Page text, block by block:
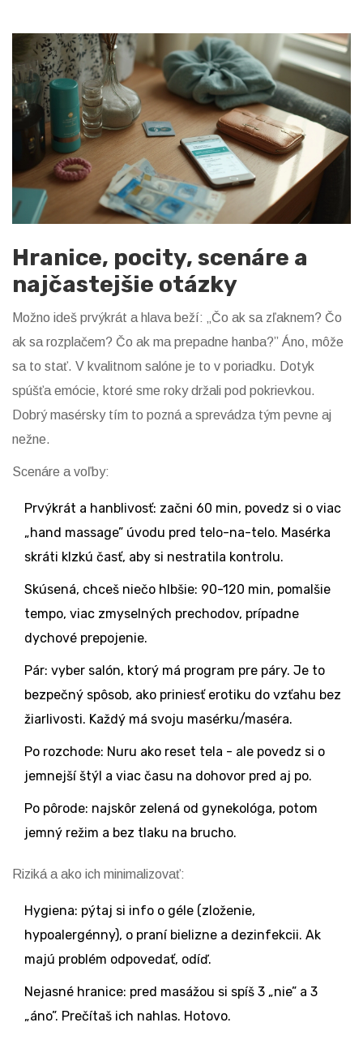
Hranice, pocity, scenáre a
najčastejšie otázky
Možno ideš prvýkrát a hlava beží: „Čo ak sa zľaknem? Čo
ak sa rozplačem? Čo ak ma prepadne hanba?” Áno, môže
sa to stať. V kvalitnom salóne je to v poriadku. Dotyk
spúšťa emócie, ktoré sme roky držali pod pokrievkou.
Dobrý masérsky tím to pozná a sprevádza tým pevne aj
nežne.
Scenáre a voľby:
Prvýkrát a hanblivosť: začni 60 min, povedz si o viac
„hand massage” úvodu pred telo-na-telo. Masérka
skráti klzkú časť, aby si nestratila kontrolu.
Skúsená, chceš niečo hlbšie: 90-120 min, pomalšie
tempo, viac zmyselných prechodov, prípadne
dychové prepojenie.
Pár: vyber salón, ktorý má program pre páry. Je to
bezpečný spôsob, ako priniesť erotiku do vzťahu bez
žiarlivosti. Každý má svoju masérku/maséra.
Po rozchode: Nuru ako reset tela - ale povedz si o
jemnejší štýl a viac času na dohovor pred aj po.
Po pôrode: najskôr zelená od gynekológa, potom
jemný režim a bez tlaku na brucho.
Riziká a ako ich minimalizovať:
Hygiena: pýtaj si info o géle (zloženie,
hypoalergénny), o praní bielizne a dezinfekcii. Ak
majú problém odpovedať, odíď.
Nejasné hranice: pred masážou si spíš 3 „nie” a 3
„áno”. Prečítaš ich nahlas. Hotovo.